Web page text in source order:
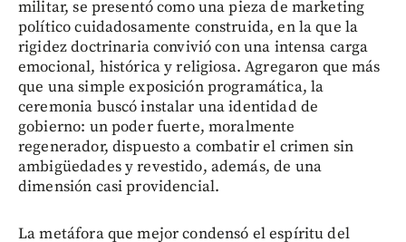
militar, se presentó como una pieza de marketing
político cuidadosamente construida, en la que la
rigidez doctrinaria convivió con una intensa carga
emocional, histórica y religiosa. Agregaron que más
que una simple exposición programática, la
ceremonia buscó instalar una identidad de
gobierno: un poder fuerte, moralmente
regenerador, dispuesto a combatir el crimen sin
ambigüedades y revestido, además, de una
dimensión casi providencial.
La metáfora que mejor condensó el espíritu del